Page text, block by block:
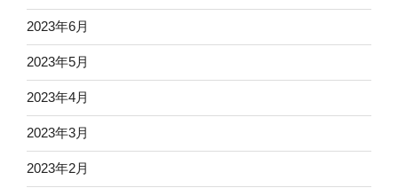
2023年6月
2023年5月
2023年4月
2023年3月
2023年2月